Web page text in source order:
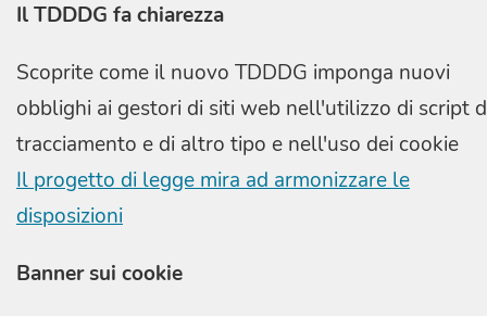
Il TDDDG fa chiarezza
Scoprite come il nuovo TDDDG imponga nuovi
obblighi ai gestori di siti web nell'utilizzo di script
tracciamento e di altro tipo e nell'uso dei cookie
Il progetto di legge mira ad armonizzare le
disposizioni
Banner sui cookie